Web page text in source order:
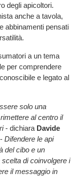
degli apicoltori.
anche a tavola,
abbinamenti pensati
a un tema
per comprendere
e legato al
solo una
al centro il
- dichiara Davide
Difendere le api
del cibo e un
di coinvolgere i
il messaggio in